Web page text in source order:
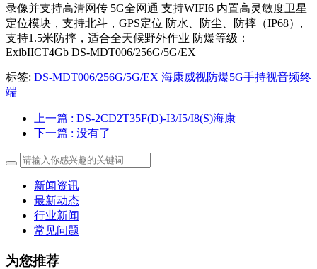
录像并支持高清网传 5G全网通 支持WIFI6 内置高灵敏度卫星
定位模块，支持北斗，GPS定位 防水、防尘、防摔（IP68）,
支持1.5米防摔，适合全天候野外作业 防爆等级：
ExibIICT4Gb DS-MDT006/256G/5G/EX
标签: DS-MDT006/256G/5G/EX 海康威视防爆5G手持视音频终
端
上一篇 : DS-2CD2T35F(D)-I3/I5/I8(S)海康
下一篇 : 没有了
新闻资讯
最新动态
行业新闻
常见问题
为您推荐